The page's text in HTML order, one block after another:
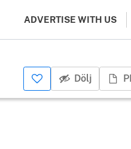
ADVERTISE WITH US
Dölj